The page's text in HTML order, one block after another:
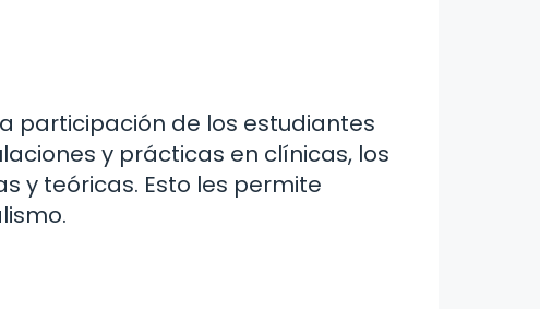
participación de los estudiantes
y prácticas en clínicas, los
y teóricas. Esto les permite